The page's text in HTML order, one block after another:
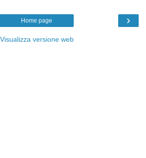
›
Home page
Visualizza versione web